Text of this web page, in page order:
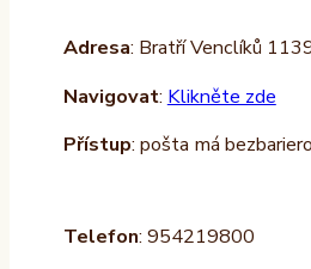
Adresa: Bratří Venclíků
Navigovat: Klikněte zde
Přístup: pošta má
Telefon: 954219800